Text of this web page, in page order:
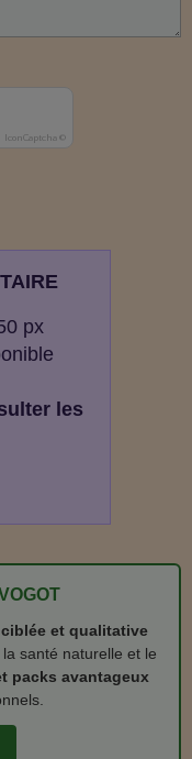
IconCaptcha ©
px
les
et qualitative
santé naturelle et le
packs avantageux